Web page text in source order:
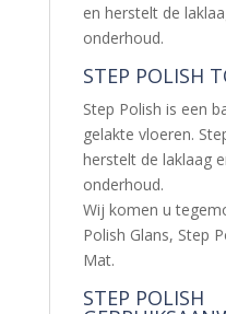
en herstelt de
onderhoud.
STEP POLISH
Step Polish is een
gelakte vloeren.
herstelt de laklaag
onderhoud.
Wij komen u
Polish Glans, Step
Mat.
STEP POLISH